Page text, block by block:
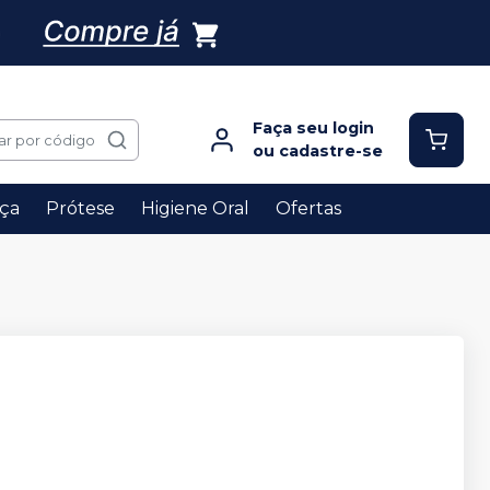
por código
Faça seu login
ou cadastre-se
Prótese Higiene Oral Ofertas